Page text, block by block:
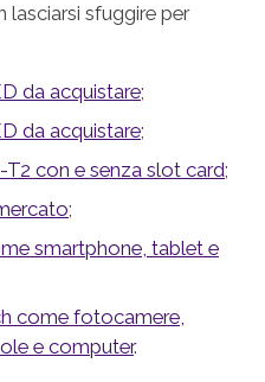
lasciarsi sfuggire per
da acquistare;
da acquistare;
con e senza slot card;
;
smartphone, tablet e
come fotocamere,
e computer.